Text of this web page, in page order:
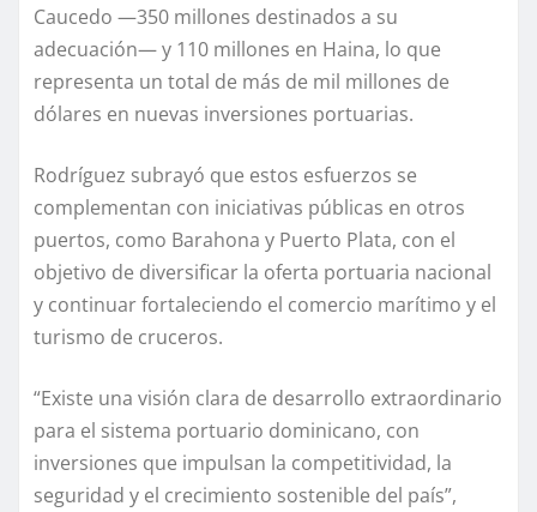
Caucedo —350 millones destinados a su
adecuación— y 110 millones en Haina, lo que
representa un total de más de mil millones de
dólares en nuevas inversiones portuarias.
Rodríguez subrayó que estos esfuerzos se
complementan con iniciativas públicas en otros
puertos, como Barahona y Puerto Plata, con el
objetivo de diversificar la oferta portuaria nacional
y continuar fortaleciendo el comercio marítimo y el
turismo de cruceros.
“Existe una visión clara de desarrollo extraordinario
para el sistema portuario dominicano, con
inversiones que impulsan la competitividad, la
seguridad y el crecimiento sostenible del país”,